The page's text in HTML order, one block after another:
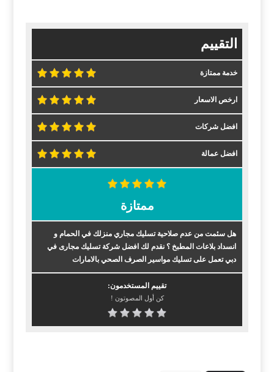
التقييم
خدمة ممتازة
ارخص الاسعار
افضل شركات
افضل عمالة
ممتازة
هل سئمت من عدم صلاحية تسليك مجاري منزلك في الحمام و
انسداد بلاعات المطبخ ؟ نقدم لك افضل شركة تسليك مجارى في
دبي تعمل على تسليك مواسير الصرف الصحي بالامارات
تقييم المستخدمون:
كن أول المصوتون !